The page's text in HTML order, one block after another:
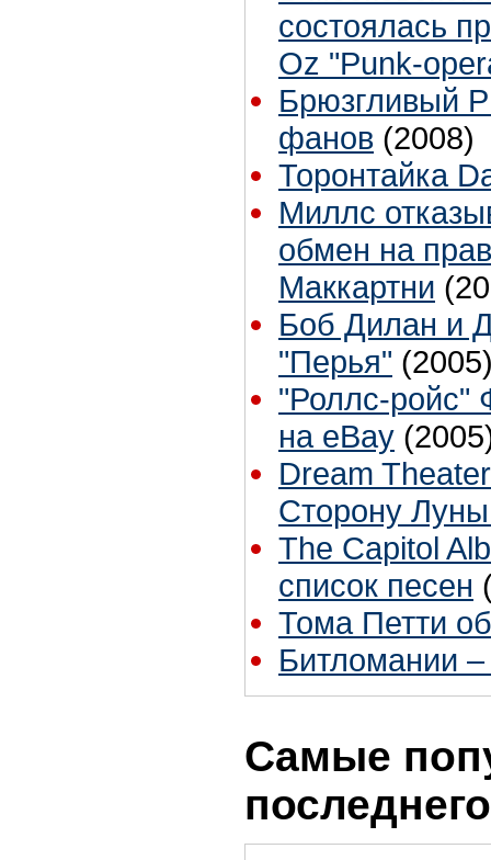
состоялась
Oz "Punk-
Брюзгливый
фанов (2008)
Торонтайка
Миллс
обмен на
Маккартни
Боб Дилан и
"Перья"
"Роллс-ройс"
на eBay
Dream
Сторону
The Capitol
список песен
Тома Петти
Битломании –
Самые